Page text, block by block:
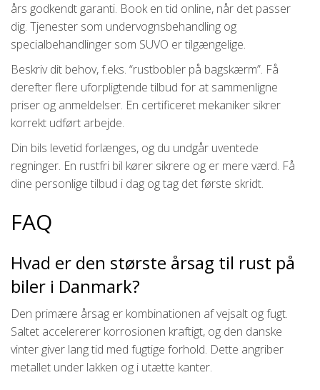
års godkendt garanti. Book en tid online, når det passer
dig. Tjenester som undervognsbehandling og
specialbehandlinger som SUVO er tilgængelige.
Beskriv dit behov, f.eks. “rustbobler på bagskærm”. Få
derefter flere uforpligtende tilbud for at sammenligne
priser og anmeldelser. En certificeret mekaniker sikrer
korrekt udført arbejde.
Din bils levetid forlænges, og du undgår uventede
regninger. En rustfri bil kører sikrere og er mere værd. Få
dine personlige tilbud i dag og tag det første skridt.
FAQ
Hvad er den største årsag til rust på
biler i Danmark?
Den primære årsag er kombinationen af vejsalt og fugt.
Saltet accelererer korrosionen kraftigt, og den danske
vinter giver lang tid med fugtige forhold. Dette angriber
metallet under lakken og i utætte kanter.